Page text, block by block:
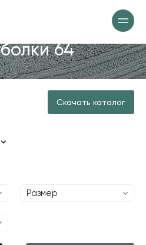
64
Скачать каталог
Размер